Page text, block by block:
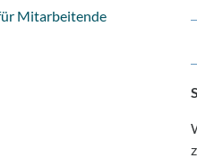
Mitarbeitende